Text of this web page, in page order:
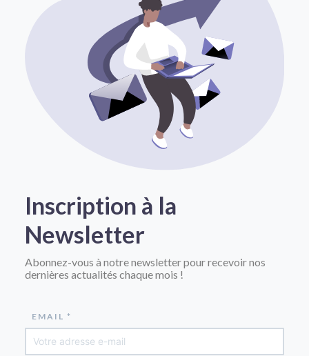
Inscription à la
Newsletter
Abonnez-vous à notre newsletter pour recevoir nos
dernières actualités chaque mois !
EMAIL *